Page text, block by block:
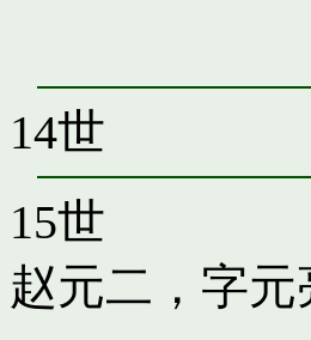
14世
15世
赵元二，字元